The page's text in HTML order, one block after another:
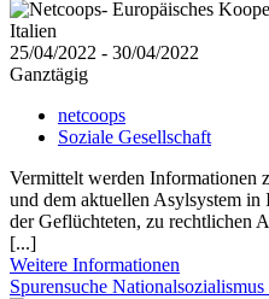
25/04/2022 - 30/04/2022
Ganztägig
netcoops
Soziale Gesellschaft
Vermittelt werden Informationen
und dem aktuellen Asylsystem
der Geflüchteten, zu rechtlichen
[...]
Weitere Informationen
Spurensuche